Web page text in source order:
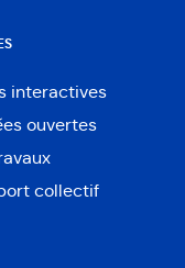
interactives
Ouvre
dans
une
nouvelle
ouvertes
Ouvre
dans
unecollectif